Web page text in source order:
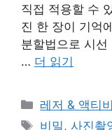
직접 적용할 수
진 한 장이 기억
분할법으로 시
… 더 읽기
카
테
레저 & 액티
태
비밀,사진촬